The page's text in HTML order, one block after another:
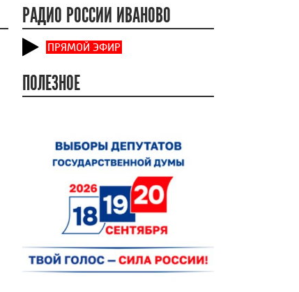
РАДИО РОССИИ ИВАНОВО
ПРЯМОЙ ЭФИР
ПОЛЕЗНОЕ